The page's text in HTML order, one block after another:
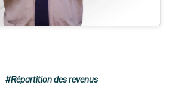
Répartition des revenus